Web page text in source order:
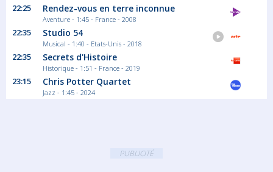
22:25 Rendez-vous en terre inconnue
Aventure - 1:45 - France - 2008
22:35 Studio 54
Musical - 1:40 - Etats-Unis - 2018
22:35 Secrets d'Histoire
Historique - 1:51 - France - 2019
23:15 Chris Potter Quartet
Jazz - 1:45 - 2024
PUBLICITÉ